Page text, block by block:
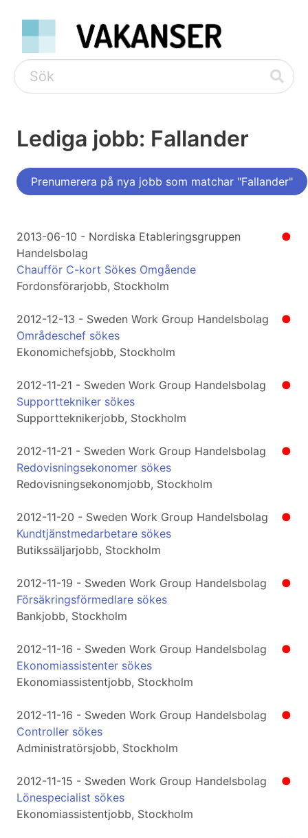
Lediga jobb: Fallander
Prenumerera på nya jobb som matchar "Fallander"
●
2013-06-10 - Nordiska Etableringsgruppen
Handelsbolag
Chaufför C-kort Sökes Omgående
Fordonsförarjobb, Stockholm
●
2012-12-13 - Sweden Work Group Handelsbolag
Områdeschef sökes
Ekonomichefsjobb, Stockholm
●
2012-11-21 - Sweden Work Group Handelsbolag
Supporttekniker sökes
Supportteknikerjobb, Stockholm
●
2012-11-21 - Sweden Work Group Handelsbolag
Redovisningsekonomer sökes
Redovisningsekonomjobb, Stockholm
●
2012-11-20 - Sweden Work Group Handelsbolag
Kundtjänstmedarbetare sökes
Butikssäljarjobb, Stockholm
●
2012-11-19 - Sweden Work Group Handelsbolag
Försäkringsförmedlare sökes
Bankjobb, Stockholm
●
2012-11-16 - Sweden Work Group Handelsbolag
Ekonomiassistenter sökes
Ekonomiassistentjobb, Stockholm
●
2012-11-16 - Sweden Work Group Handelsbolag
Controller sökes
Administratörsjobb, Stockholm
●
2012-11-15 - Sweden Work Group Handelsbolag
Lönespecialist sökes
Ekonomiassistentjobb, Stockholm